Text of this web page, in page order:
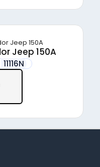
Jeep 150A
11116N